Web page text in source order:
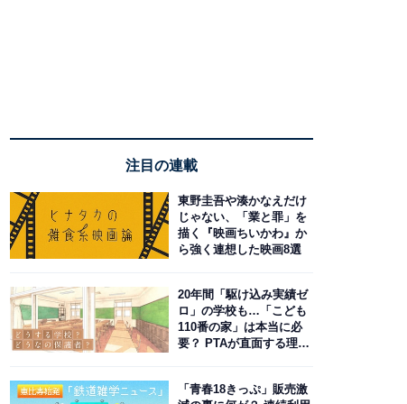
注目の連載
東野圭吾や湊かなえだけ
じゃない、「業と罪」を
描く『映画ちいかわ』か
ら強く連想した映画8選
20年間「駆け込み実績ゼ
ロ」の学校も…「こども
110番の家」は本当に必
要？ PTAが直面する理想
「青春18きっぷ」販売激